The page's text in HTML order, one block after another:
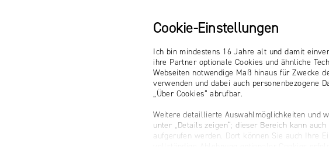
Cookie-Einstellungen
Ich bin mindestens 16 Jahre alt und damit
ihre Partner optionale Cookies und ähnliche
Webseiten notwendige Maß hinaus für Zwecke
verwenden und dabei auch personenbezogene
„Über Cookies“ abrufbar.
Weitere detaillierte Auswahlmöglichkeiten und
unter „Details zeigen“; dieser Bereich kann
aufgerufen werden. Dort können Sie auch Ihre